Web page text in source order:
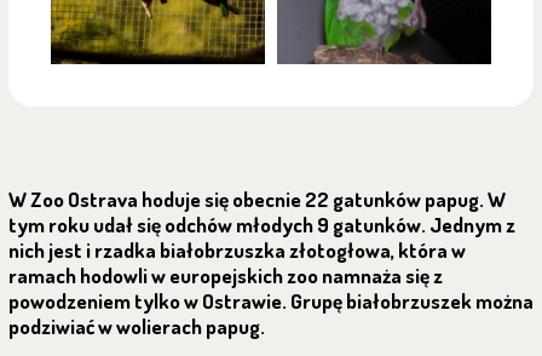
W Zoo Ostrava hoduje się obecnie 22 gatunków papug. W
tym roku udał się odchów młodych 9 gatunków. Jednym z
nich jest i rzadka białobrzuszka złotogłowa, która w
ramach hodowli w europejskich zoo namnaża się z
powodzeniem tylko w Ostrawie. Grupę białobrzuszek można
podziwiać w wolierach papug.